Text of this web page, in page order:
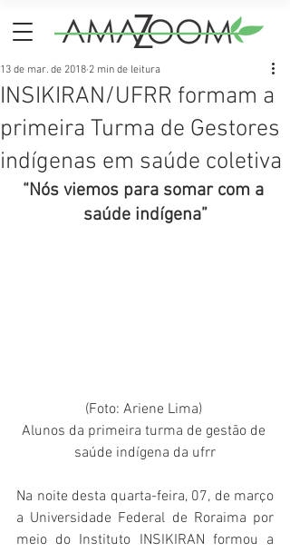
INSIKIRAN/UFRR formam a
primeira Turma de Gestores
indígenas em saúde coletiva
13 de mar. de 2018 2 min de leitura
“Nós viemos para somar com a
saúde indígena”
(Foto: Ariene Lima)
Alunos da primeira turma de gestão de
saúde indígena da ufrr
Na noite desta quarta-feira, 07, de março
a Universidade Federal de Roraima por
meio do Instituto INSIKIRAN formou a